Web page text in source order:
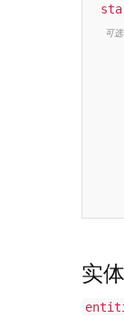
可选
实